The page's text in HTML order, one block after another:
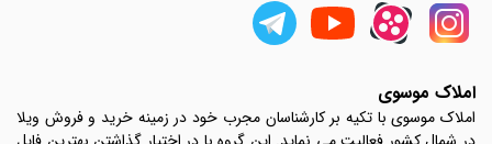
املاک موسوی
املاک موسوی با تکیه بر کارشناسان مجرب خود در زمینه خرید و فروش ویلا